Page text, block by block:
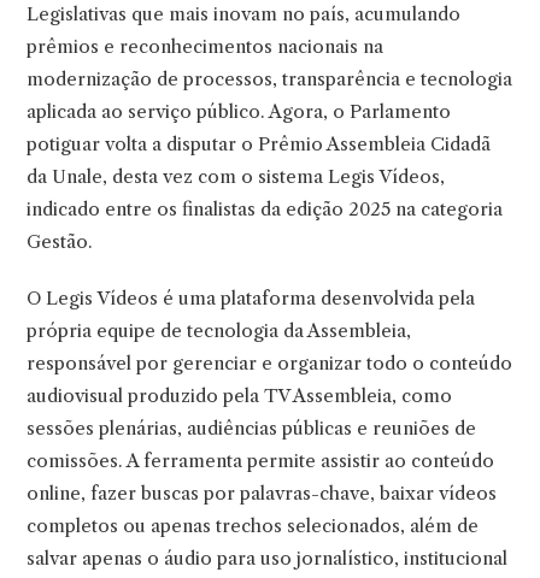
Legislativas que mais inovam no país, acumulando
prêmios e reconhecimentos nacionais na
modernização de processos, transparência e tecnologia
aplicada ao serviço público. Agora, o Parlamento
potiguar volta a disputar o Prêmio Assembleia Cidadã
da Unale, desta vez com o sistema Legis Vídeos,
indicado entre os finalistas da edição 2025 na categoria
Gestão.
O Legis Vídeos é uma plataforma desenvolvida pela
própria equipe de tecnologia da Assembleia,
responsável por gerenciar e organizar todo o conteúdo
audiovisual produzido pela TV Assembleia, como
sessões plenárias, audiências públicas e reuniões de
comissões. A ferramenta permite assistir ao conteúdo
online, fazer buscas por palavras-chave, baixar vídeos
completos ou apenas trechos selecionados, além de
salvar apenas o áudio para uso jornalístico, institucional